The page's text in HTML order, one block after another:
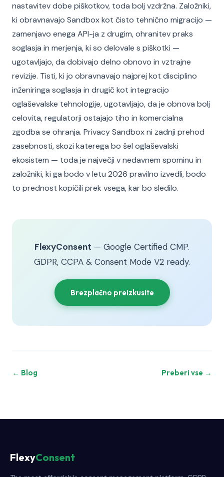
nastavitev dobe piškotkov, toda bolj vzdržna. Založniki,
ki obravnavajo Sandbox kot čisto tehnično migracijo —
zamenjavo enega API-ja z drugim, ohranitev praks
soglasja in merjenja, ki so delovale s piškotki —
ugotavljajo, da dobivajo delno obnovo in vztrajne
revizije. Tisti, ki jo obravnavajo najprej kot disciplino
inženiringa soglasja in drugič kot integracijo
oglaševalske tehnologije, ugotavljajo, da je obnova bolj
celovita, regulatorji ostajajo tiho in komercialna
zgodba se ohranja. Privacy Sandbox ni zadnji prehod
zasebnosti, skozi katerega bo šel oglaševalski
ekosistem — toda je največji v nedavnem spominu in
založniki, ki ga bodo v letu 2026 pravilno izvedli, bodo
to prednost kopičili prek vsega, kar bo sledilo.
FlexyConsent — Google Certified CMP.
GDPR, CCPA & Consent Mode V2 ready.
Brezplačno preizkusite
← Blog Preberi vse →
FlexyConsent